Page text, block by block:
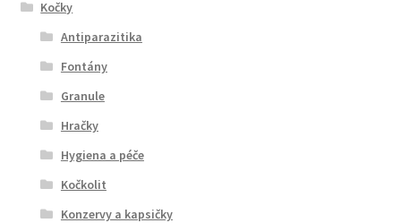
Kočky
Antiparazitika
Fontány
Granule
Hračky
Hygiena a péče
Kočkolit
Konzervy a kapsičky